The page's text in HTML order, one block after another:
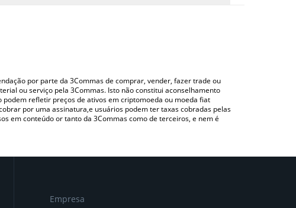
por parte da 3Commas de comprar, vender, fazer trade ou
ou serviço pela 3Commas. Isto não constitui aconselhamento
refletir preços de ativos em criptomoeda ou moeda fiat
por uma assinatura,e usuários podem ter taxas cobradas pelas
em conteúdo or tanto da 3Commas como de terceiros, e nem é
Empresa